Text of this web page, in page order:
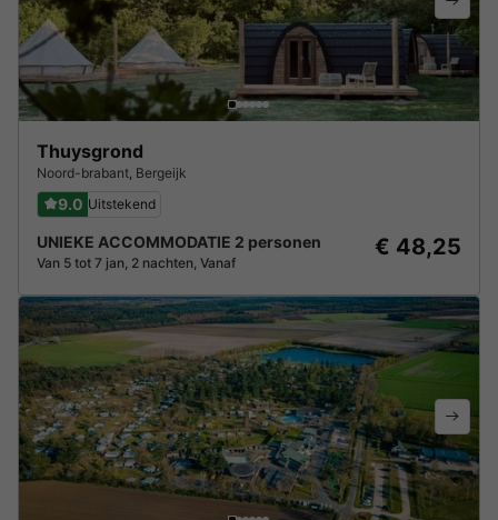
Thuysgrond
Noord-brabant Bergeijk
9.0 Uitstekend
UNIEKE ACCOMMODATIE 2 personen
Van 5 tot 7 jan, 2 nachten, Vanaf
€ 48,25